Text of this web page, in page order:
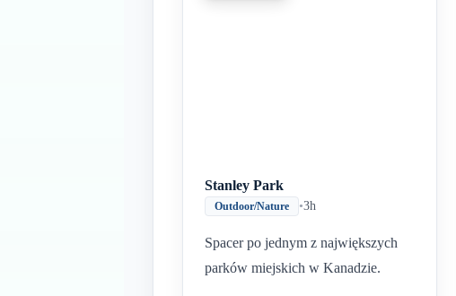
Stanley Park
Outdoor/Nature •3h
Spacer po jednym z największych
parków miejskich w Kanadzie.